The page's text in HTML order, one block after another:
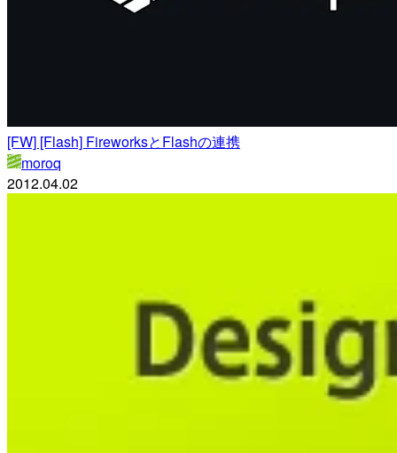
[FW] [Flash] FireworksとFlashの連携
moroq
2012.04.02